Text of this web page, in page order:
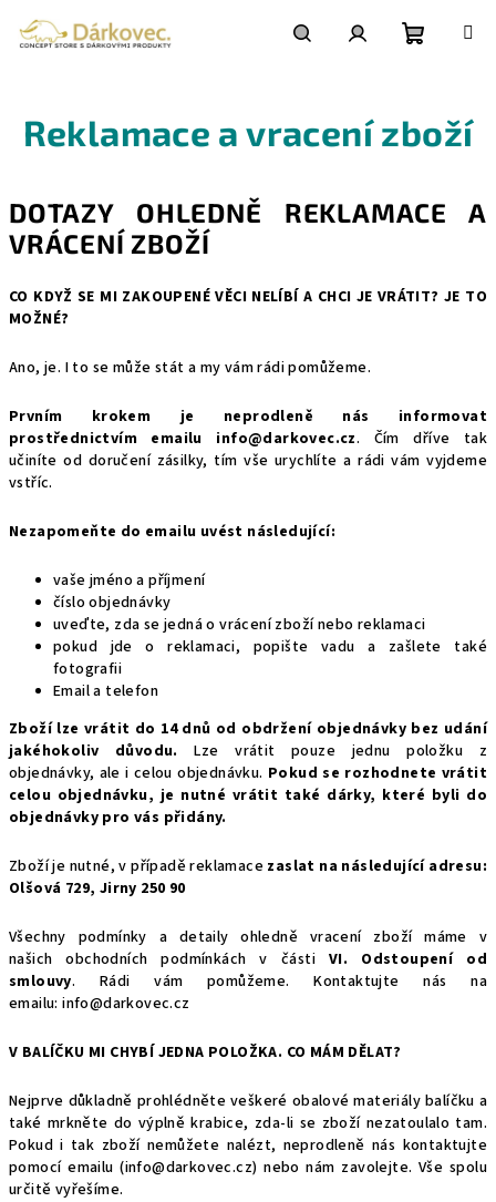
obsah
košík
Reklamace a vracení zboží
DOTAZY OHLEDNĚ REKLAMACE A
VRÁCENÍ ZBOŽÍ
CO KDYŽ SE MI ZAKOUPENÉ VĚCI NELÍBÍ A CHCI JE VRÁTIT? JE TO
MOŽNÉ?
Ano, je. I to se může stát a my vám rádi pomůžeme.
Prvním krokem je neprodleně nás informovat
prostřednictvím emailu info@darkovec.cz. Čím dříve tak
učiníte od doručení zásilky, tím vše urychlíte a rádi vám vyjdeme
vstříc.
Nezapomeňte do emailu uvést následující:
vaše jméno a příjmení
číslo objednávky
uveďte, zda se jedná o vrácení zboží nebo reklamaci
pokud jde o reklamaci, popište vadu a zašlete také
fotografii
Email a telefon
Zboží lze vrátit do 14 dnů od obdržení objednávky bez udání
jakéhokoliv důvodu. Lze vrátit pouze jednu položku z
objednávky, ale i celou objednávku. Pokud se rozhodnete vrátit
celou objednávku, je nutné vrátit také dárky, které byli do
objednávky pro vás přidány.
Zboží je nutné, v případě reklamace zaslat na následující adresu:
Olšová 729, Jirny 250 90
Všechny podmínky a detaily ohledně vracení zboží máme v
našichobchodních podmínkách v části VI. Odstoupení od
smlouvy. Rádi vám pomůžeme. Kontaktujte nás na
emailu:info@darkovec.cz
V BALÍČKU MI CHYBÍ JEDNA POLOŽKA. CO MÁM DĚLAT?
Nejprve důkladně prohlédněte veškeré obalové materiály balíčku a
také mrkněte do výplně krabice, zda-li se zboží nezatoulalo tam.
Pokud i tak zboží nemůžete nalézt, neprodleně nás kontaktujte
pomocí emailu (info@darkovec.cz) nebo nám zavolejte. Vše spolu
určitě vyřešíme.